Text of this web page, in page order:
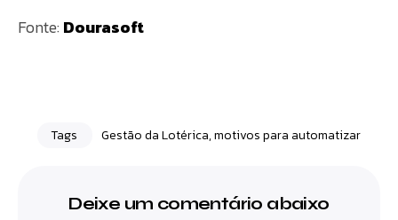
Fonte:Dourasoft
Tags Gestão da Lotérica,motivos para automatizar
Deixe um comentário abaixo